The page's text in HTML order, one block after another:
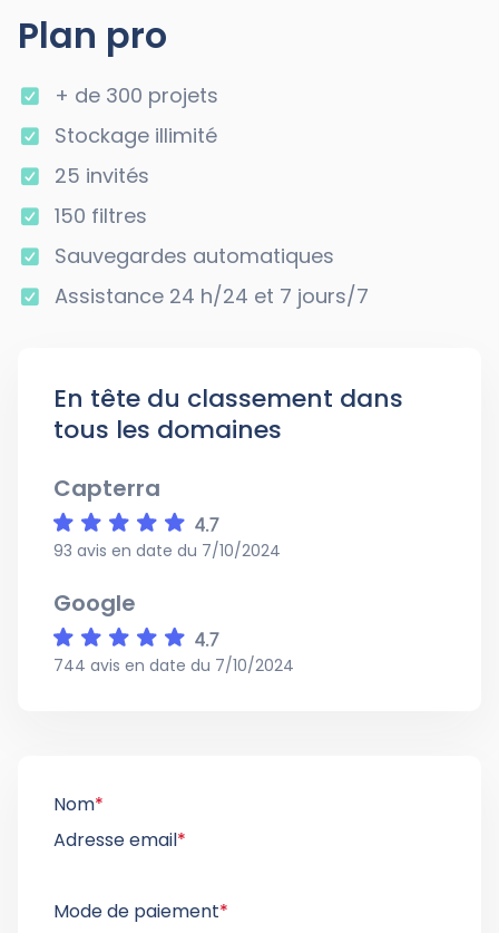
Plan pro
+ de 300 projets
Stockage illimité
25 invités
150 filtres
Sauvegardes automatiques
Assistance 24 h/24 et 7 jours/7
En tête du classement dans
tous les domaines
Capterra
93 avis en date du 7/10/2024
Google
744 avis en date du 7/10/2024
Nom*
Adresse email*
Mode de paiement*